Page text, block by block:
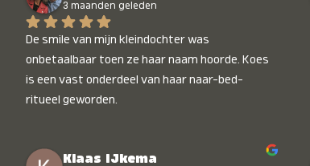
3 maanden geleden
De smile van mijn kleindochter was
onbetaalbaar toen ze haar naam hoorde. Koes
is een vast onderdeel van haar naar-bed-
ritueel geworden.
Klaas IJkema